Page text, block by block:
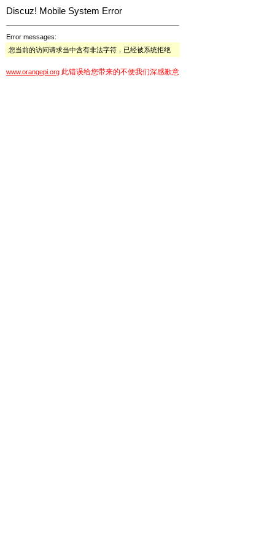
Discuz! Mobile System Error
Error messages:
您当前的访问请求当中含有非法字符，已经被系统拒绝
www.orangepi.org 此错误给您带来的不便我们深感歉意